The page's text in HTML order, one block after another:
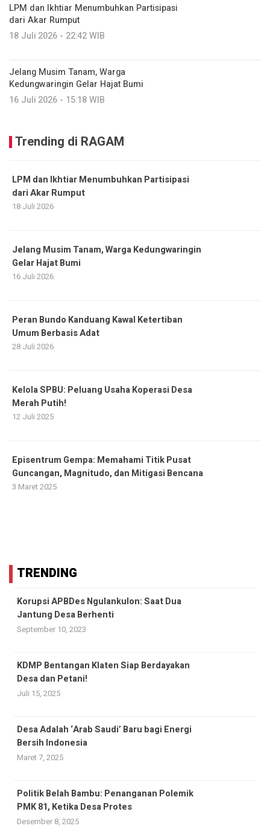
LPM dan Ikhtiar Menumbuhkan Partisipasi
dari Akar Rumput
18 Juli 2026 - 22:42 WIB
Jelang Musim Tanam, Warga
Kedungwaringin Gelar Hajat Bumi
16 Juli 2026 - 15:18 WIB
Trending di RAGAM
LPM dan Ikhtiar Menumbuhkan Partisipasi
dari Akar Rumput
18 Juli 2026
Jelang Musim Tanam, Warga Kedungwaringin
Gelar Hajat Bumi
16 Juli 2026
Peran Bundo Kanduang Kawal Ketertiban
Umum Berbasis Adat
28 Juli 2026
Kelola SPBU: Peluang Usaha Koperasi Desa
Merah Putih!
12 Juli 2025
Episentrum Gempa: Memahami Titik Pusat
Guncangan, Magnitudo, dan Mitigasi Bencana
3 Maret 2025
TRENDING
Korupsi APBDes Ngulankulon: Saat Dua
Jantung Desa Berhenti
September 10, 2023
KDMP Bentangan Klaten Siap Berdayakan
Desa dan Petani!
Juli 15, 2025
Desa Adalah ‘Arab Saudi’ Baru bagi Energi
Bersih Indonesia
Maret 7, 2025
Politik Belah Bambu: Penanganan Polemik
PMK 81, Ketika Desa Protes
Desember 8, 2025